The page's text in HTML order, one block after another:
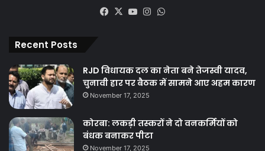
Facebook
X YouTubeInstagram
Recent Posts
RJD विधायक दल का नेता बने तेजस्वी यादव,
चुनावी हार पर बैठक में सामने आए अहम कारण
November 17, 2025
कोरबा: लकड़ी तस्करों ने दो वनकर्मियों को
बंधक बनाकर पीटा
November 17, 2025